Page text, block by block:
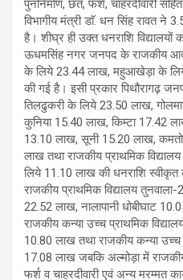
पुननिर्माण, छत, फर्श, चाहरदीवारी
विभागीय मंत्री डाॅ. धन सिंह रावत ने
है। शीघ्र ही उक्त धनराशि
ऊधमसिंह नगर जनपद के राजकीय
के लिये 23.44 लाख, महुआखेड़ा के
की गई है। इसी प्रकार पिथौरागढ़
तिलढुकरी के लिये 23.50 लाख,
कुनिया 15.40 लाख, किम्टा 17.42
13.10 लाख, सूनी 15.20 लाख,
लाख तथा राजकीय प्राथमिक
लिये 11.10 लाख की धनराशि
राजकीय प्राथमिक विद्यालय
22.52 लाख, नालापानी धोबीघाट
राजकीय कन्या उच्च प्राथमिक
10.80 लाख तथा राजकीय कन्या उच्च
17.08 लाख जबकि अल्मोड़ा में
फर्श व चाहरदीवारी एवं अन्य मरम्मत